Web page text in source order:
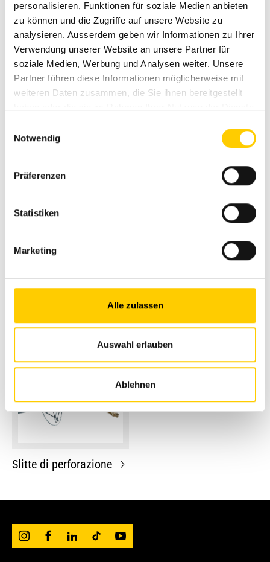
personalisieren, Funktionen für soziale Medien anbieten
zu können und die Zugriffe auf unsere Website zu
analysieren. Ausserdem geben wir Informationen zu Ihrer
Verwendung unserer Website an unsere Partner für
soziale Medien, Werbung und Analysen weiter. Unsere
Partner führen diese Informationen möglicherweise mit
weiteren Daten zusammen, die Sie ihnen bereitgestellt
Notwendig
Präferenzen
Statistiken
Marketing
Alle zulassen
Auswahl erlauben
Ablehnen
Perforatrici per
micropali
Grandi perforatrici
per lavori speciali di
perforazione
Slitte di perforazione